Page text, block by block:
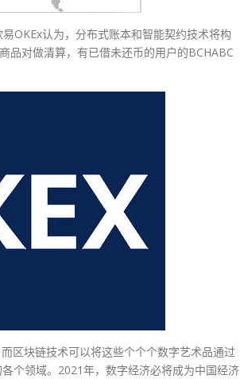
OKEx认为，分布式账本和智能契约技术将构
品对做清算，有已借未还币的用户的BCHABC
区块链技术可以将这些个个个数字艺术品通过
个领域。2021年，数字经济必将成为中国经济